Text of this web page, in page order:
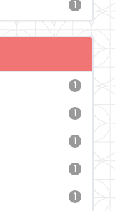
1
1
1
1
1
1